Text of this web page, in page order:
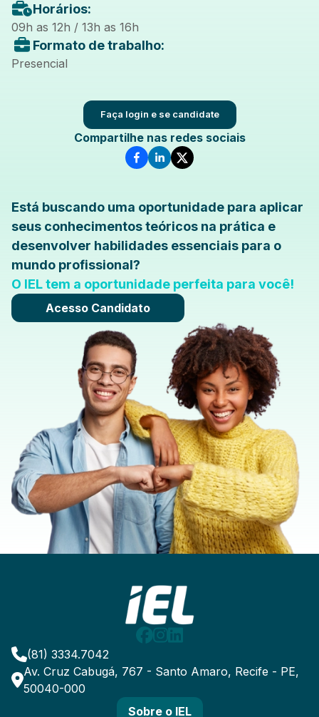
Horários:
09h as 12h / 13h as 16h
Formato de trabalho:
Presencial
Faça login e se candidate
Compartilhe nas redes sociais
Está buscando uma oportunidade para aplicar
seus conhecimentos teóricos na prática e
desenvolver habilidades essenciais para o
mundo profissional?
O IEL tem a oportunidade perfeita para você!
Acesso Candidato
(81) 3334.7042
Av. Cruz Cabugá, 767 - Santo Amaro, Recife - PE,
50040-000
Sobre o IEL